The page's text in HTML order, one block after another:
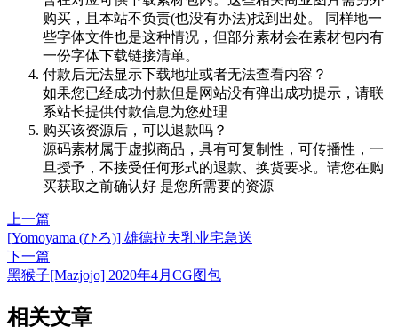
购买，且本站不负责(也没有办法)找到出处。 同样地一
些字体文件也是这种情况，但部分素材会在素材包内有
一份字体下载链接清单。
付款后无法显示下载地址或者无法查看内容？
如果您已经成功付款但是网站没有弹出成功提示，请联
系站长提供付款信息为您处理
购买该资源后，可以退款吗？
源码素材属于虚拟商品，具有可复制性，可传播性，一
旦授予，不接受任何形式的退款、换货要求。请您在购
买获取之前确认好 是您所需要的资源
上一篇
[Yomoyama (ひろ)] 雄德拉夫乳业宅急送
下一篇
黑猴子[Mazjojo] 2020年4月CG图包
相关文章